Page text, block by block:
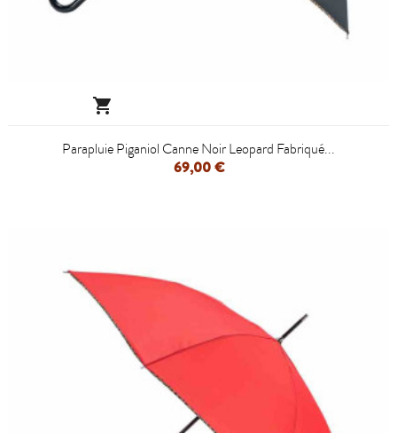

Parapluie Piganiol Canne Noir Leopard Fabriqué...
69,00 €